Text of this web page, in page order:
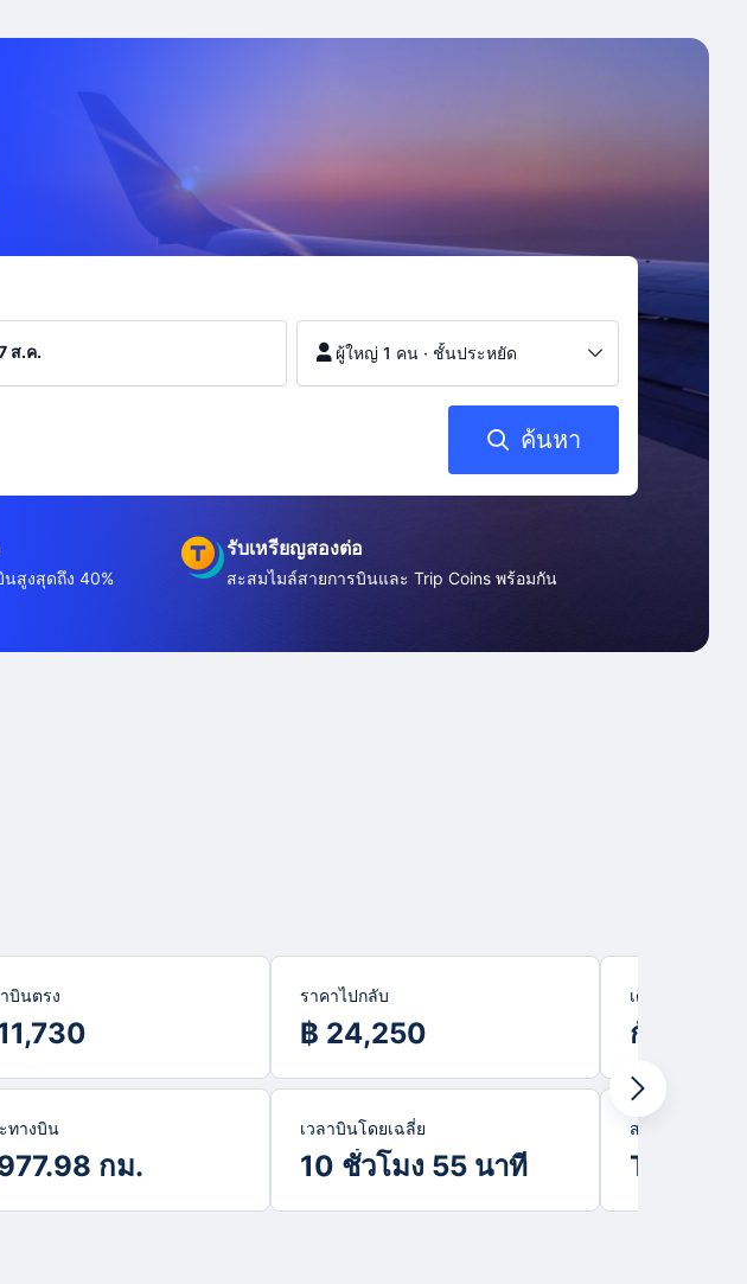
ผู้ใหญ่ 1 คน· ชั้นประหยัด
ค้นหา
สูงสุดถึง 40%
รับเหรียญสองต่อ
สะสมไมล์สายการบินและ Trip Coins พร้อมกัน
บินตรง ราคาไปกลับ
฿ 24,250
เดือนที่ถูกที่สุด
กันยายน
ทางบิน
กม.
เวลาบินโดยเฉลี่ย
10 ชั่วโมง 55 นาที
สายการบินยอด
Thai